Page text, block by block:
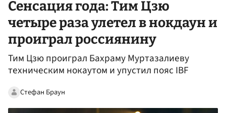
Сенсация года: Тим Цзю
четыре раза улетел в нокдаун и
проиграл россиянину
Тим Цзю проиграл Бахраму Муртазалиеву
техническим нокаутом и упустил пояс IBF
Стефан Браун